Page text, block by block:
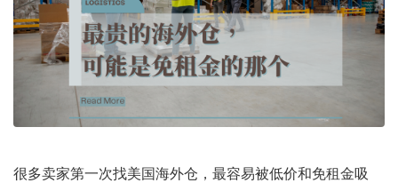
很多卖家第一次找美国海外仓，最容易被低价和免租金吸